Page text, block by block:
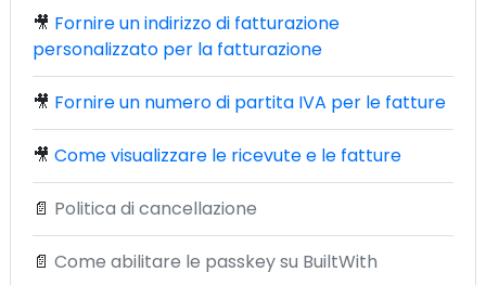
🎥 Fornire un indirizzo di fatturazione
personalizzato per la fatturazione
🎥 Fornire un numero di partita IVA per le fatture
🎥 Come visualizzare le ricevute e le fatture
📄 Politica di cancellazione
📄 Come abilitare le passkey su BuiltWith